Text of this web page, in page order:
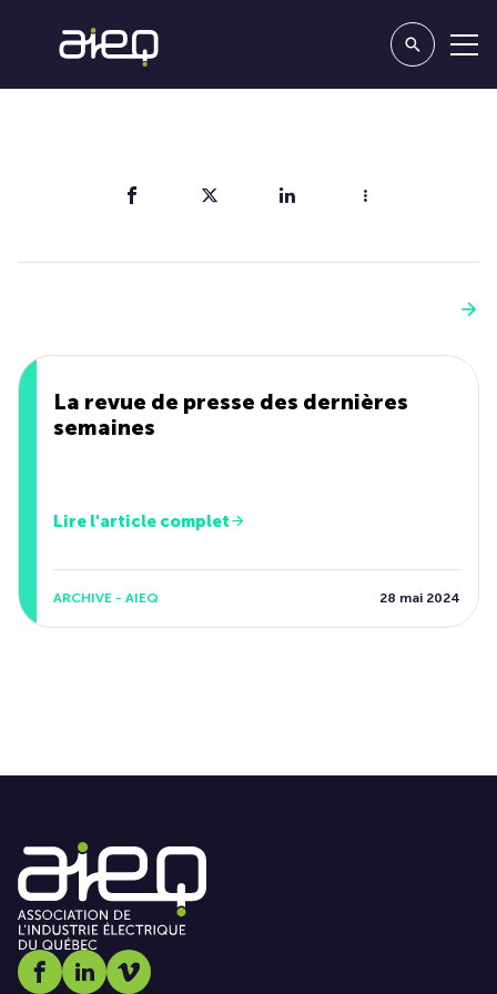
La revue de presse des dernières
semaines
Lire l'article complet
ARCHIVE - AIEQ 28 mai 2024
Social media link icon-facebook
Social media link icon-linkedin
Social media link icon-vimeo